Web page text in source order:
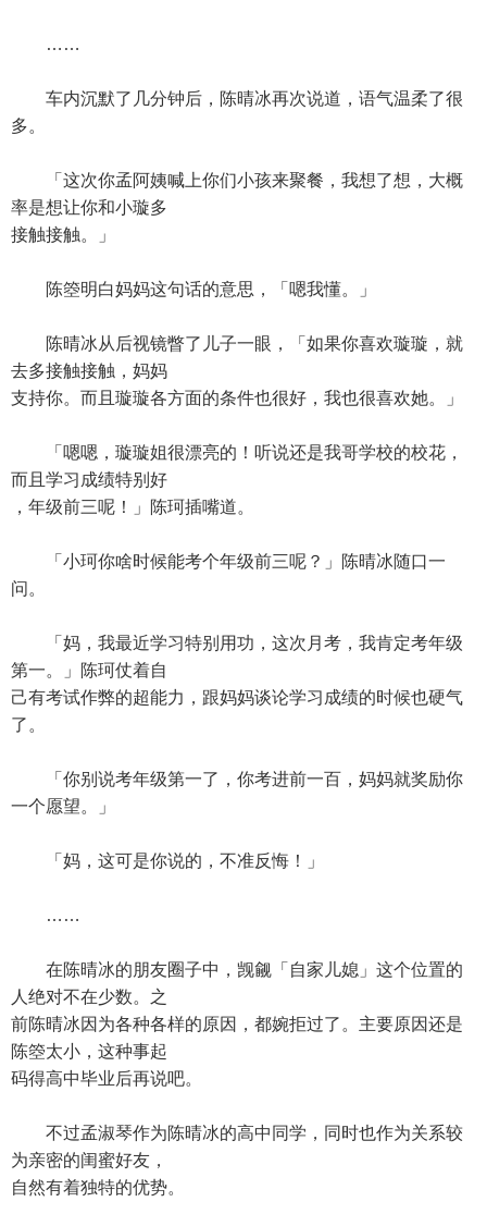
……
车内沉默了几分钟后，陈晴冰再次说道，语气温柔了很
多。
「这次你孟阿姨喊上你们小孩来聚餐，我想了想，大概
率是想让你和小璇多
接触接触。」
陈箜明白妈妈这句话的意思，「嗯我懂。」
陈晴冰从后视镜瞥了儿子一眼，「如果你喜欢璇璇，就
去多接触接触，妈妈
支持你。而且璇璇各方面的条件也很好，我也很喜欢她。」
「嗯嗯，璇璇姐很漂亮的！听说还是我哥学校的校花，
而且学习成绩特别好
，年级前三呢！」陈珂插嘴道。
「小珂你啥时候能考个年级前三呢？」陈晴冰随口一
问。
「妈，我最近学习特别用功，这次月考，我肯定考年级
第一。」陈珂仗着自
己有考试作弊的超能力，跟妈妈谈论学习成绩的时候也硬气
了。
「你别说考年级第一了，你考进前一百，妈妈就奖励你
一个愿望。」
「妈，这可是你说的，不准反悔！」
……
在陈晴冰的朋友圈子中，觊觎「自家儿媳」这个位置的
人绝对不在少数。之
前陈晴冰因为各种各样的原因，都婉拒过了。主要原因还是
陈箜太小，这种事起
码得高中毕业后再说吧。
不过孟淑琴作为陈晴冰的高中同学，同时也作为关系较
为亲密的闺蜜好友，
自然有着独特的优势。